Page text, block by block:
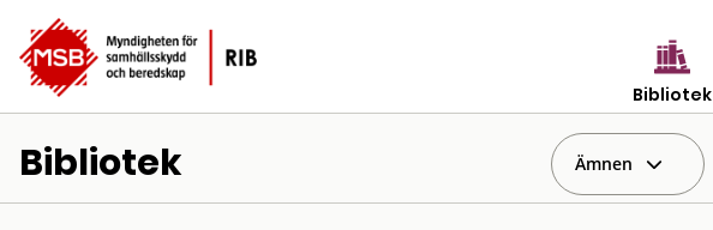
Bibliotek
Bibliotek Ämnen